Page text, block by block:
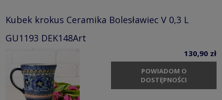
Kubek krokus Ceramika Bolesławiec V 0,3 L
GU1193 DEK148Art
130,90 zł
POWIADOM O
DOSTĘPNOŚCI